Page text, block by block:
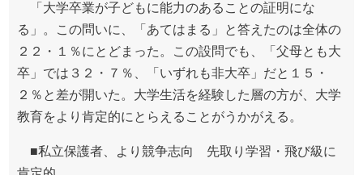
「大学卒業が子どもに能力のあることの証明にな
る」。この問いに、「あてはまる」と答えたのは全体の
２２・１％にとどまった。この設問でも、「父母とも大
卒」では３２・７％、「いずれも非大卒」だと１５・
２％と差が開いた。大学生活を経験した層の方が、大学
教育をより肯定的にとらえることがうかがえる。
■私立保護者、より競争志向 先取り学習・飛び級に